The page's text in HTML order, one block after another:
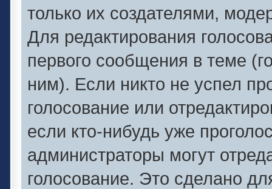
только их создателями,
Для редактирования
первого сообщения в теме
ним). Если никто не успел
голосование или
если кто-нибудь уже
администраторы могут
голосование. Это сделано